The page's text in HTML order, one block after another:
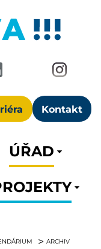
Kontakt
ÚŘAD
ARCHIV